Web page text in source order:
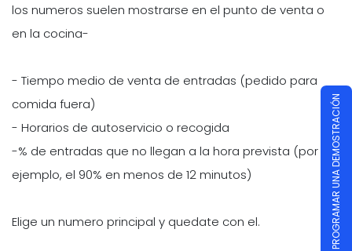
los numeros suelen mostrarse en el punto de venta o
en la cocina-
- Tiempo medio de venta de entradas (pedido para
comida fuera)
- Horarios de autoservicio o recogida
-% de entradas que no llegan a la hora prevista (por
ejemplo, el 90% en menos de 12 minutos)
Elige un numero principal y quedate con el. PROGRAMAR UNA DEMOSTRACIÓN